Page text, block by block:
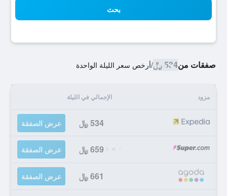
بحث
صفقات من534 ﷼ /أرخص سعر الليلة الواحدة
مزود الإجمالي في الليلة
534 ﷼ عرض الصفقة
659 ﷼ عرض الصفقة
661 ﷼ عرض الصفقة